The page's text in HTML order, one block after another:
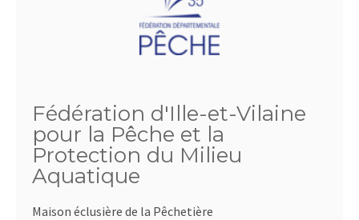
Fédération d'Ille-et-Vilaine
pour la Pêche et la
Protection du Milieu
Aquatique
Maison éclusière de la Pêchetière